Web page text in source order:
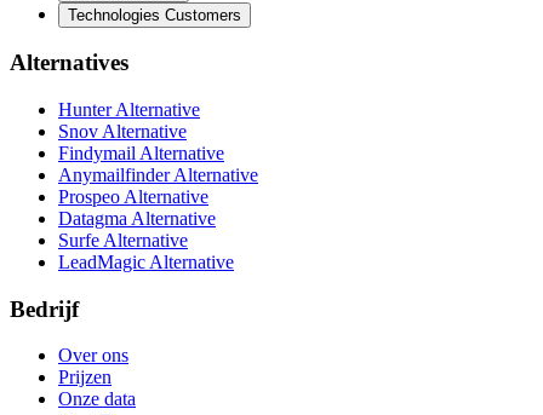
Technologies Customers
Alternatives
Hunter Alternative
Snov Alternative
Findymail Alternative
Anymailfinder Alternative
Prospeo Alternative
Datagma Alternative
Surfe Alternative
LeadMagic Alternative
Bedrijf
Over ons
Prijzen
Onze data